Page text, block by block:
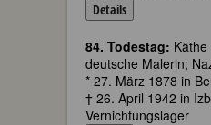
Details
84. Todestag:
deutsche Malerin;
* 27. März 1878 in
† 26. April 1942 in
Vernichtungslager